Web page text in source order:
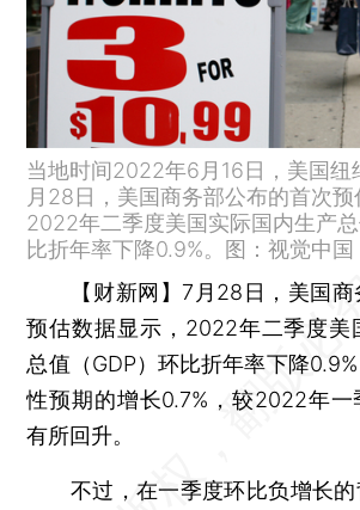
当地时间2022年6月16日，美国纽
月28日，美国商务部公布的首次预
2022年二季度美国实际国内生产
比折年率下降0.9%。图：视觉中国
【财新网】 7月28日，美国
预估数据显示，2022年二季度美
总值（GDP）环比折年率下降
性预期的增长0.7%，较2022年一
有所回升。
不过，在一季度环比负增长的